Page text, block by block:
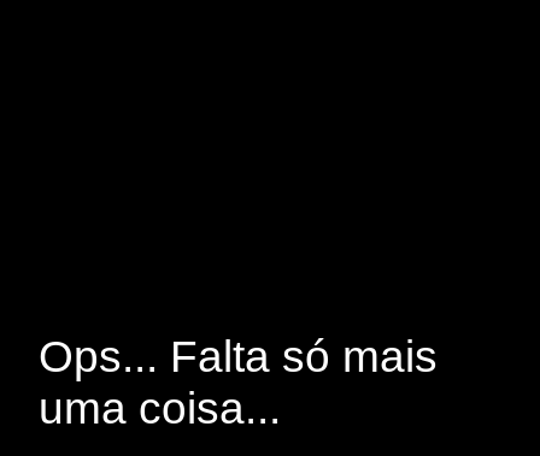
Ops... Falta só mais
uma coisa...